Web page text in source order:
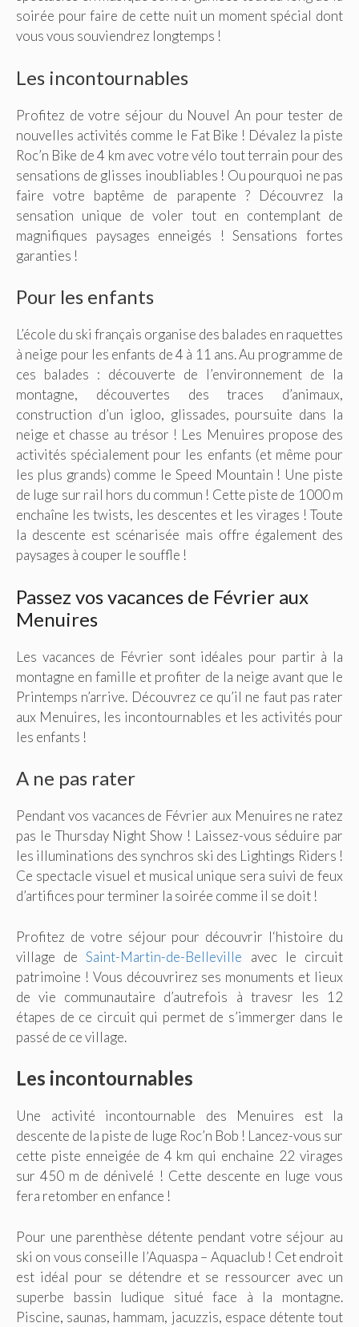
soirée pour faire de cette nuit un moment spécial dont
vous vous souviendrez longtemps !
Les incontournables
Profitez de votre séjour du Nouvel An pour tester de
nouvelles activités comme le Fat Bike ! Dévalez la piste
Roc’n Bike de 4 km avec votre vélo tout terrain pour des
sensations de glisses inoubliables ! Ou pourquoi ne pas
faire votre baptême de parapente ? Découvrez la
sensation unique de voler tout en contemplant de
magnifiques paysages enneigés ! Sensations fortes
garanties !
Pour les enfants
L’école du ski français organise des balades en raquettes
à neige pour les enfants de 4 à 11 ans. Au programme de
ces balades : découverte de l’environnement de la
montagne, découvertes des traces d’animaux,
construction d’un igloo, glissades, poursuite dans la
neige et chasse au trésor ! Les Menuires propose des
activités spécialement pour les enfants (et même pour
les plus grands) comme le Speed Mountain ! Une piste
de luge sur rail hors du commun ! Cette piste de 1000 m
enchaîne les twists, les descentes et les virages ! Toute
la descente est scénarisée mais offre également des
paysages à couper le souffle !
Passez vos vacances de Février aux
Menuires
Les vacances de Février sont idéales pour partir à la
montagne en famille et profiter de la neige avant que le
Printemps n’arrive. Découvrez ce qu’il ne faut pas rater
aux Menuires, les incontournables et les activités pour
les enfants !
A ne pas rater
Pendant vos vacances de Février aux Menuires ne ratez
pas le Thursday Night Show ! Laissez-vous séduire par
les illuminations des synchros ski des Lightings Riders !
Ce spectacle visuel et musical unique sera suivi de feux
d’artifices pour terminer la soirée comme il se doit !
Profitez de votre séjour pour découvrir l‘histoire du
village deSaint-Martin-de-Belleville avec le circuit
patrimoine ! Vous découvrirez ses monuments et lieux
de vie communautaire d’autrefois à travesr les 12
étapes de ce circuit qui permet de s’immerger dans le
passé de ce village.
Les incontournables
Une activité incontournable des Menuires est la
descente de la piste de luge Roc’n Bob ! Lancez-vous sur
cette piste enneigée de 4 km qui enchaine 22 virages
sur 450 m de dénivelé ! Cette descente en luge vous
fera retomber en enfance !
Pour une parenthèse détente pendant votre séjour au
ski on vous conseille l’Aquaspa – Aquaclub ! Cet endroit
est idéal pour se détendre et se ressourcer avec un
superbe bassin ludique situé face à la montagne.
Piscine, saunas, hammam, jacuzzis, espace détente tout